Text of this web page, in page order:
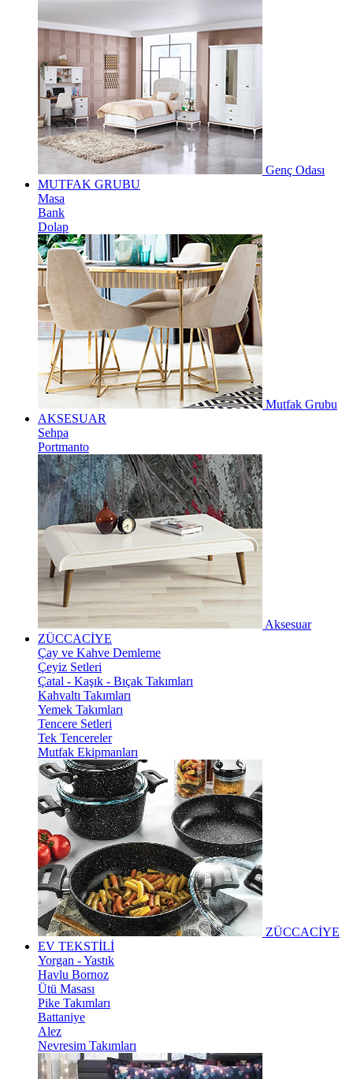
Genç Odası
MUTFAK GRUBU
Masa
Bank
Dolap
Mutfak Grubu
AKSESUAR
Sehpa
Portmanto
Aksesuar
ZÜCCACİYE
Çay ve Kahve Demleme
Çeyiz Setleri
Çatal - Kaşık - Bıçak Takımları
Kahvaltı Takımları
Yemek Takımları
Tencere Setleri
Tek Tencereler
Mutfak Ekipmanları
ZÜCCACİYE
EV TEKSTİLİ
Yorgan - Yastık
Havlu Bornoz
Ütü Masası
Pike Takımları
Battaniye
Alez
Nevresim Takımları